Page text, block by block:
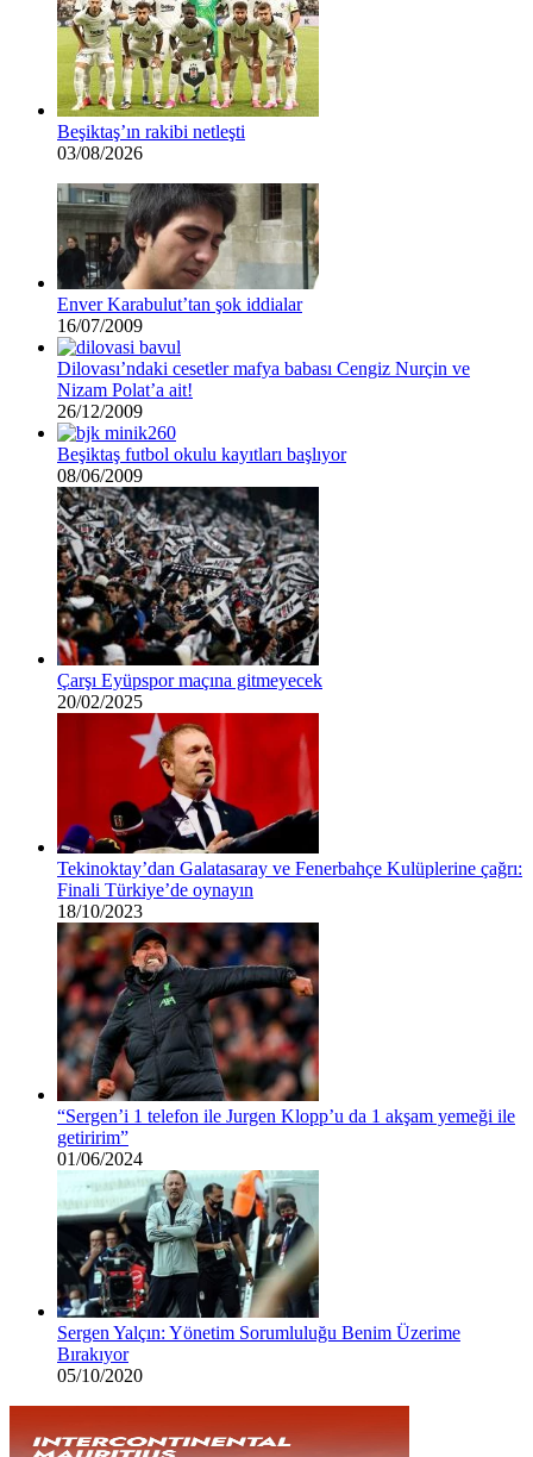
Beşiktaş’ın rakibi netleşti
03/08/2026
Enver Karabulut’tan şok iddialar
16/07/2009
Dilovası’ndaki cesetler mafya babası Cengiz Nurçin ve
Nizam Polat’a ait!
26/12/2009
Beşiktaş futbol okulu kayıtları başlıyor
08/06/2009
Çarşı Eyüpspor maçına gitmeyecek
20/02/2025
Tekinoktay’dan Galatasaray ve Fenerbahçe Kulüplerine çağrı:
Finali Türkiye’de oynayın
18/10/2023
“Sergen’i 1 telefon ile Jurgen Klopp’u da 1 akşam yemeği ile
getiririm”
01/06/2024
Sergen Yalçın: Yönetim Sorumluluğu Benim Üzerime
Bırakıyor
05/10/2020